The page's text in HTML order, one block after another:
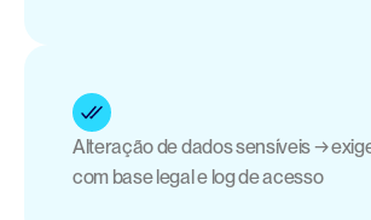
Alteração de dados sensíveis →
com base legal e log de acesso